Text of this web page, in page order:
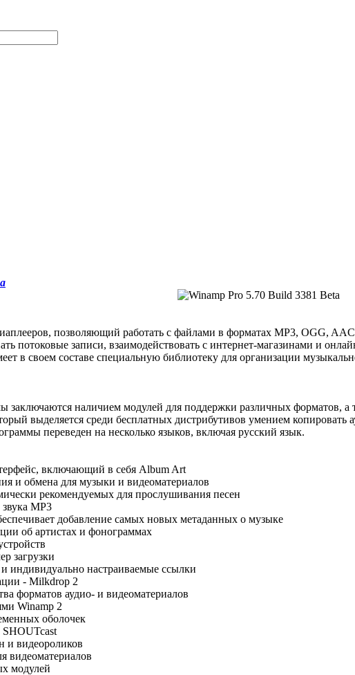
позволяющий работать с файлами в форматах MP3, OGG,
потоковые записи, взаимодействовать с интернет-магазинами и
в своем составе специальную библиотеку для организации
наличием модулей для поддержки различных форматов, а
выделяется среди бесплатных дистрибутивов умением
переведен на несколько языков, включая русский язык.
включающий в себя Album Art
и обмена для музыки и видеоматериалов
рекомендуемых для прослушивания песен
MP3
добавление самых новых метаданных о музыке
об артистах и фонограммах
загрузки
индивидуально настраиваемые ссылки
- Milkdrop 2
форматов аудио- и видеоматериалов
Winamp 2
оболочек
SHOUTcast
и видеороликов
видеоматериалов
модулей